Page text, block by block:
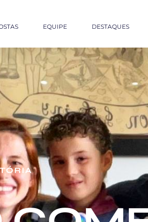
EQUIPE DESTAQUES